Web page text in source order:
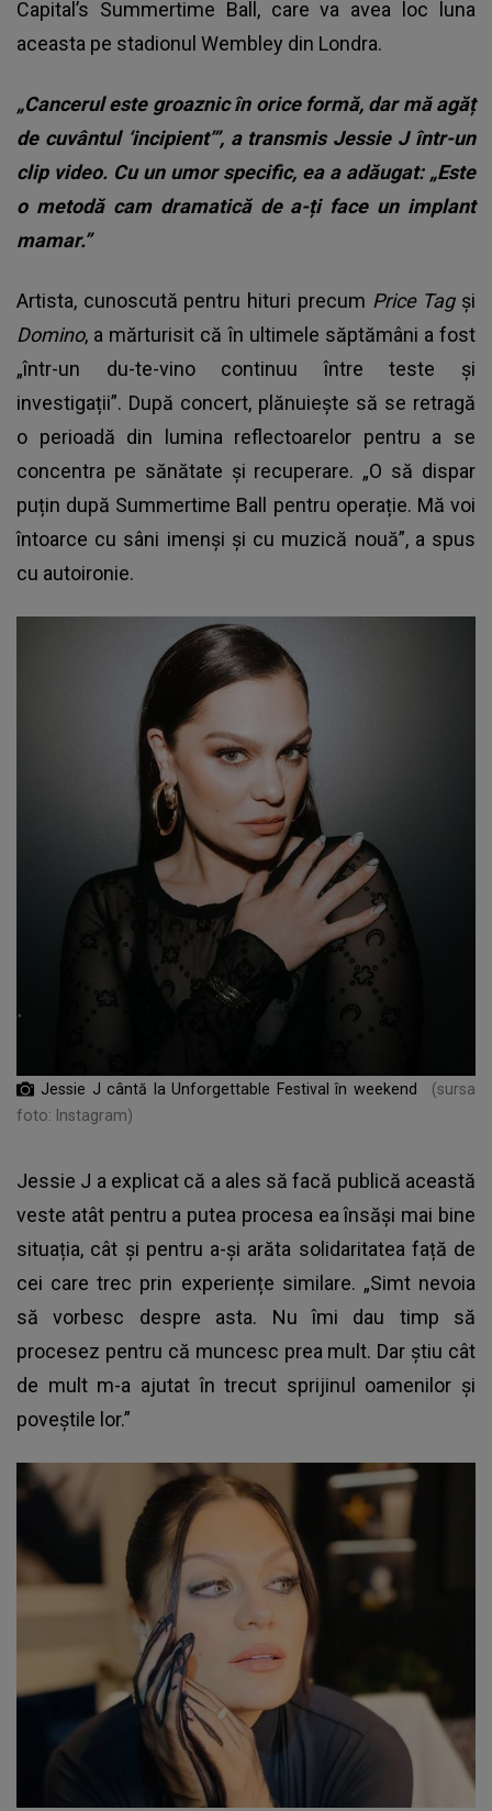
Capital’s Summertime Ball, care va avea loc luna
aceasta pe stadionul Wembley din Londra.
„Cancerul este groaznic în orice formă, dar mă agăț
de cuvântul ‘incipient’”, a transmis Jessie J într-un
clip video. Cu un umor specific, ea a adăugat: „Este
o metodă cam dramatică de a-ți face un implant
mamar.”
Artista, cunoscută pentru hituri precum Price Tag și
Domino, a mărturisit că în ultimele săptămâni a fost
„într-un du-te-vino continuu între teste și
investigații”. După concert, plănuiește să se retragă
o perioadă din lumina reflectoarelor pentru a se
concentra pe sănătate și recuperare. „O să dispar
puțin după Summertime Ball pentru operație. Mă voi
întoarce cu sâni imenși și cu muzică nouă”, a spus
cu autoironie.
Jessie J cântă la Unforgettable Festival în weekend
(sursa
foto: Instagram)
Jessie J a explicat că a ales să facă publică această
veste atât pentru a putea procesa ea însăși mai bine
situația, cât și pentru a-și arăta solidaritatea față de
cei care trec prin experiențe similare. „Simt nevoia
să vorbesc despre asta. Nu îmi dau timp să
procesez pentru că muncesc prea mult. Dar știu cât
de mult m-a ajutat în trecut sprijinul oamenilor și
poveștile lor.”